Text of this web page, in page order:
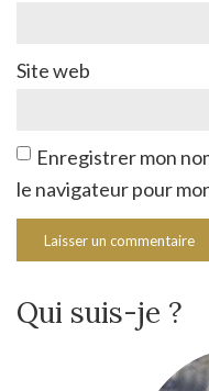
Site web
Enregistrer mon
le navigateur pour
Qui suis-je ?